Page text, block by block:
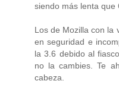
siendo más lenta que
Los de Mozilla con la
en seguridad e
la 3.6 debido al
no la cambies. Te
cabeza.